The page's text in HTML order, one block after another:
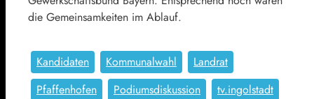
die Gemeinsamkeiten im Ablauf.
Kandidaten Kommunalwahl
Landrat
Pfaffenhofen
Podiumsdiskussion tv.ingolstadt